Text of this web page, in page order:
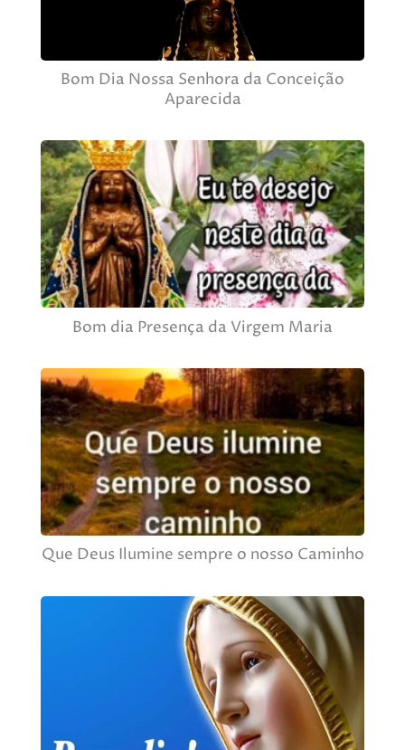
Bom Dia Nossa Senhora da Conceição
Aparecida
Bom dia Presença da Virgem Maria
Que Deus Ilumine sempre o nosso Caminho